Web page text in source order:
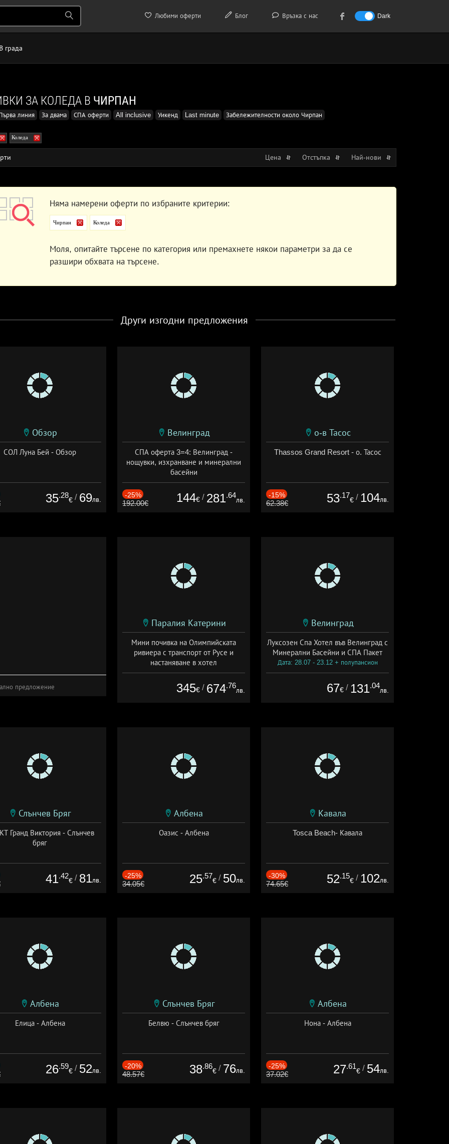
Любими оферти Блог Връзка с нас Dark
В града
ЗА КОЛЕДА В ЧИРПАН
линия За двама СПА оферти All inclusive Уикенд Last minute Забележителности около Чирпан
Коледа
Цена Отстъпка Най-нови
Няма намерени оферти по избраните критерии:
Чирпан Коледа
Моля, опитайте търсене по категория или премахнете някои параметри за да се
разшири обхвата на търсене.
Други изгодни предложения
Обзор
СОЛ Луна Бей - Обзор
35.28
€ / 69лв.
Велинград
СПА оферта 3=4: Велинград -
нощувки, изхранване и минерални
басейни
Дата: 01.07 - 30.09 + полупансион
-25%
192.00€ 144€ / 281.64
лв.
о-в Тасос
Thassos Grand Resort - о. Тасос
-15%
62.38€ 53.17
€ / 104лв.
предложение
Паралия Катерини
Мини почивка на Олимпийската
ривиера с транспорт от Русе и
настаняване в хотел
Дата: 18.09 - 23.09 + закуска
345€ / 674.76
лв.
Велинград
Луксозен Спа Хотел във Велинград с
Минерални Басейни и СПА Пакет
Дата: 28.07 - 23.12 + полупансион
67€ / 131.04
лв.
Слънчев Бряг
Гранд Виктория - Слънчев
бряг
41.42
€ / 81лв.
Албена
Оазис - Албена
-25%
34.05€ 25.57
€ / 50лв.
Кавала
Tosca Beach- Кавала
-30%
74.65€ 52.15
€ / 102лв.
Албена
Елица - Албена
26.59
€ / 52лв.
Слънчев Бряг
Белвю - Слънчев бряг
-20%
48.57€ 38.86
€ / 76лв.
Албена
Нона - Албена
-25%
37.02€ 27.61
€ / 54лв.